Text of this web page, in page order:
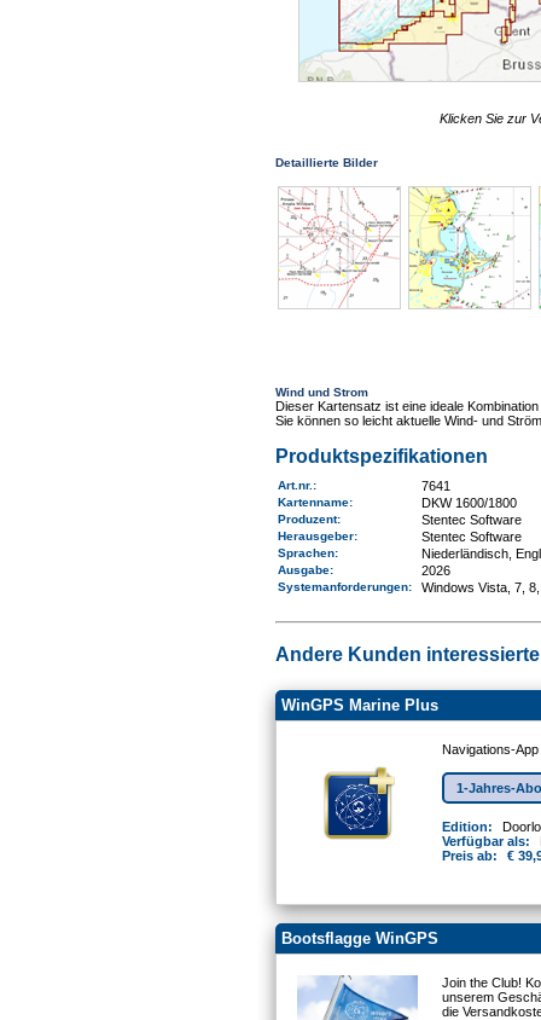
Klicken Sie zur
Detaillierte Bilder
Wind und Strom
Dieser Kartensatz ist eine ideale
Sie können so leicht aktuelle Wind- und
Produktspezifikationen
Art.nr.: 7641
Kartenname: DKW 1600/1800
Produzent: Stentec Software
Herausgeber: Stentec Software
Sprachen: Niederländisch,
Ausgabe: 2026
Systemanforderungen: Windows Vista, 7,
Andere Kunden
WinGPS Marine Plus
Navigations-
1-Jahres-
Edition:
Verfügbar als:
Preis ab:
€
Bootsflagge WinGPS
Join the Club!
unserem
die